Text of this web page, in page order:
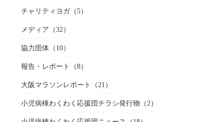
チャリティヨガ（5）
メディア （32）
協力団体（10）
報告・レポート （8）
大阪マラソンレポート （21）
小児病棟わくわく応援団チラシ発行物 （2）